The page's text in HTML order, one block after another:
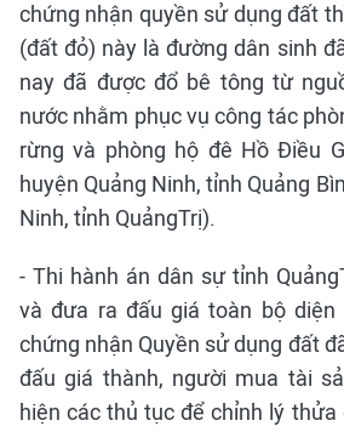
chứng nhận quyền sử dụng đất
(đất đỏ) này là đường dân sinh
nay đã được đổ bê tông từ
nước nhằm phục vụ công tác
rừng và phòng hộ đê Hồ Điều
huyện Quảng Ninh, tỉnh Quảng
Ninh, tỉnh QuảngTrị).
- Thi hành án dân sự tỉnh
và đưa ra đấu giá toàn bộ diện
chứng nhận Quyền sử dụng đất
đấu giá thành, người mua tài
hiện các thủ tục để chỉnh lý thửa